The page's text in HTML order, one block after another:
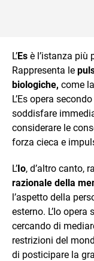
L’Es è l’istanza più
Rappresenta le
biologiche, come
L’Es opera
soddisfare
considerare le
forza cieca e
L’Io, d’altro canto,
razionale della
l’aspetto della
esterno. L’Io
cercando di
restrizioni del
di posticipare la